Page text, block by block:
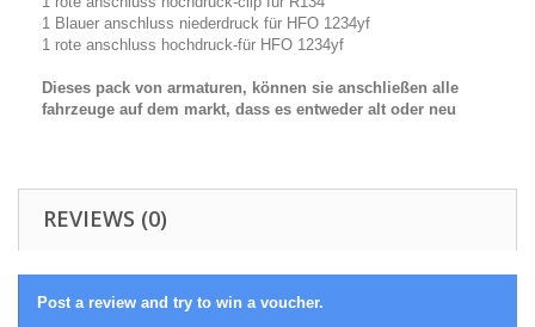
1 Blauer anschluss niederdruck für HFO 1234yf
1 rote anschluss hochdruck-für HFO 1234yf
Dieses pack von armaturen, können sie anschließen alle
fahrzeuge auf dem markt, dass es entweder alt oder neu
REVIEWS (0)
Post a review and try to win a voucher.